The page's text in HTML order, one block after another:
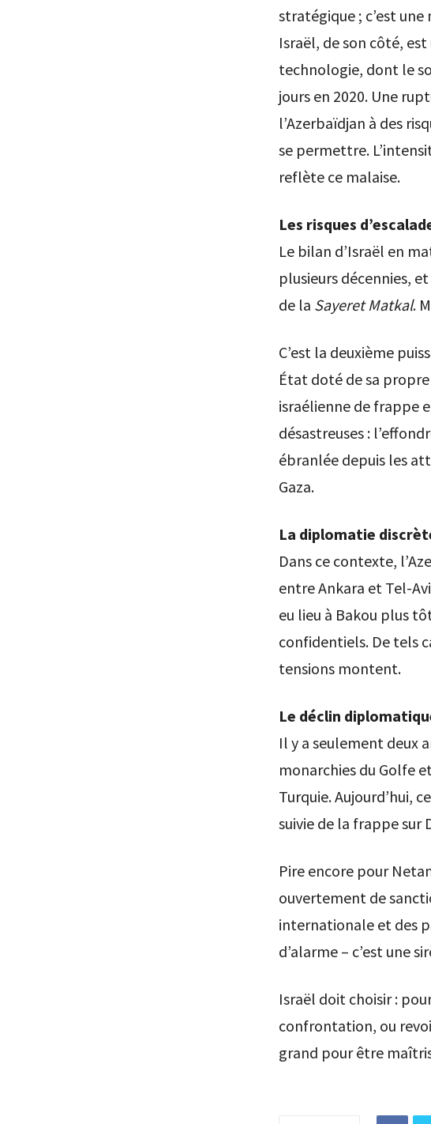
stratégique ; c’est
Israël, de son côté,
technologie, dont le
jours en 2020. Une
l’Azerbaïdjan à des
se permettre.
reflète ce malaise.
Les risques
Le bilan d’Israël en
plusieurs décennies,
de la Sayeret Matkal.
C’est la deuxième
État doté de sa
israélienne de frappe
désastreuses :
ébranlée depuis les
Gaza.
La diplomatie
Dans ce contexte,
entre Ankara et Tel-
eu lieu à Bakou plus
confidentiels. De tels
tensions montent.
Le déclin
Il y a seulement deux
monarchies du Golfe
Turquie. Aujourd’hui,
suivie de la frappe sur
Pire encore pour
ouvertement de
internationale et des
d’alarme – c’est une
Israël doit choisir :
confrontation, ou
grand pour être